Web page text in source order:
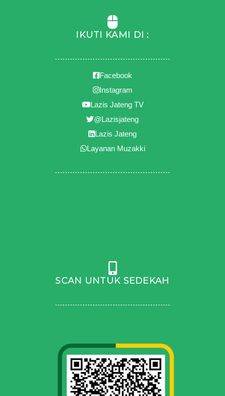
IKUTI KAMI DI :
Facebook
Instagram
Lazis Jateng TV
@Lazisjateng
Lazis Jateng
Layanan Muzakki
SCAN UNTUK SEDEKAH